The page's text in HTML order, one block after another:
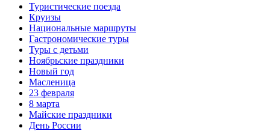
Туристические поезда
Круизы
Национальные маршруты
Гастрономические туры
Туры с детьми
Ноябрьские праздники
Новый год
Масленица
23 февраля
8 марта
Майские праздники
День России